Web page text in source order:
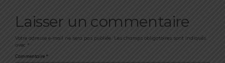
Laisser un commentaire
Votre adresse e-mail ne sera pas publiée. Les champs obligatoires sont indiqués
avec *
Commentaire *